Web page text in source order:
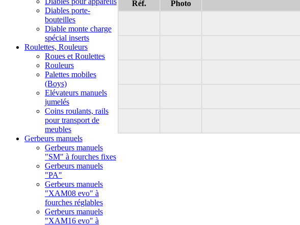
Réf. Photo
Diables porte-
bouteilles
Diable monte charge
spécial inserts
Roulettes, Rouleurs
Roues et Roulettes
Rouleurs
Palettes mobiles
(Boys)
Elévateurs manuels
jumelés
Coins roulants, rails
pour transport de
meubles
Gerbeurs manuels
Gerbeurs manuels
"SM" à fourches fixes
Gerbeurs manuels
"PA"
Gerbeurs manuels
"XAM08 evo" à
fourches réglables
Gerbeurs manuels
"XAM16 evo" à